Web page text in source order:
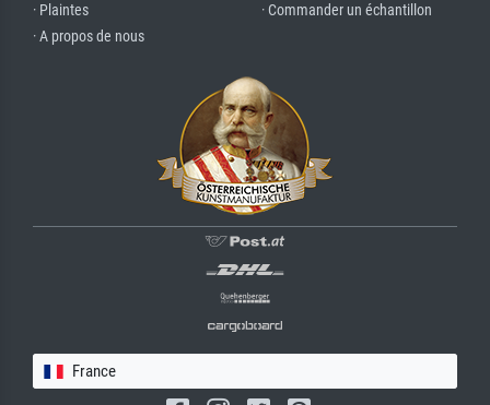
· Plaintes
· A propos de nous
· Commander un échantillon
France